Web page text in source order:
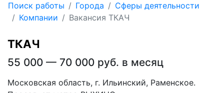
Поиск работы Города
Сферы деятельности
Компании
Вакансия ТКАЧ
ТКАЧ
55 000 — 70 000 руб. в месяц
Московская область, г. Ильинский, Раменское.